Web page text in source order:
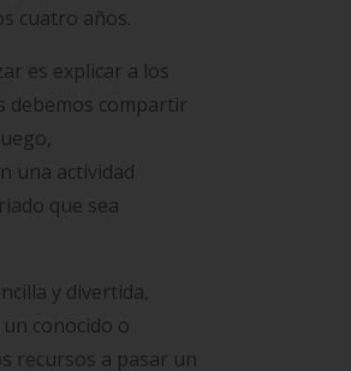
cuatro años.
es explicar a los
debemos compartir
una actividad
que sea
y divertida,
conocido o
recursos a pasar un